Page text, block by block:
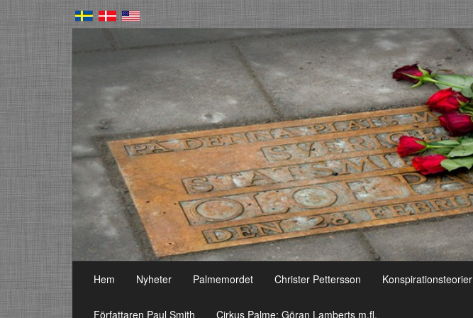
Hem Nyheter Palmemordet Christer Pettersson Konspirationsteorier
Författaren Paul Smith Cirkus Palme: Göran Lamberts m.fl.